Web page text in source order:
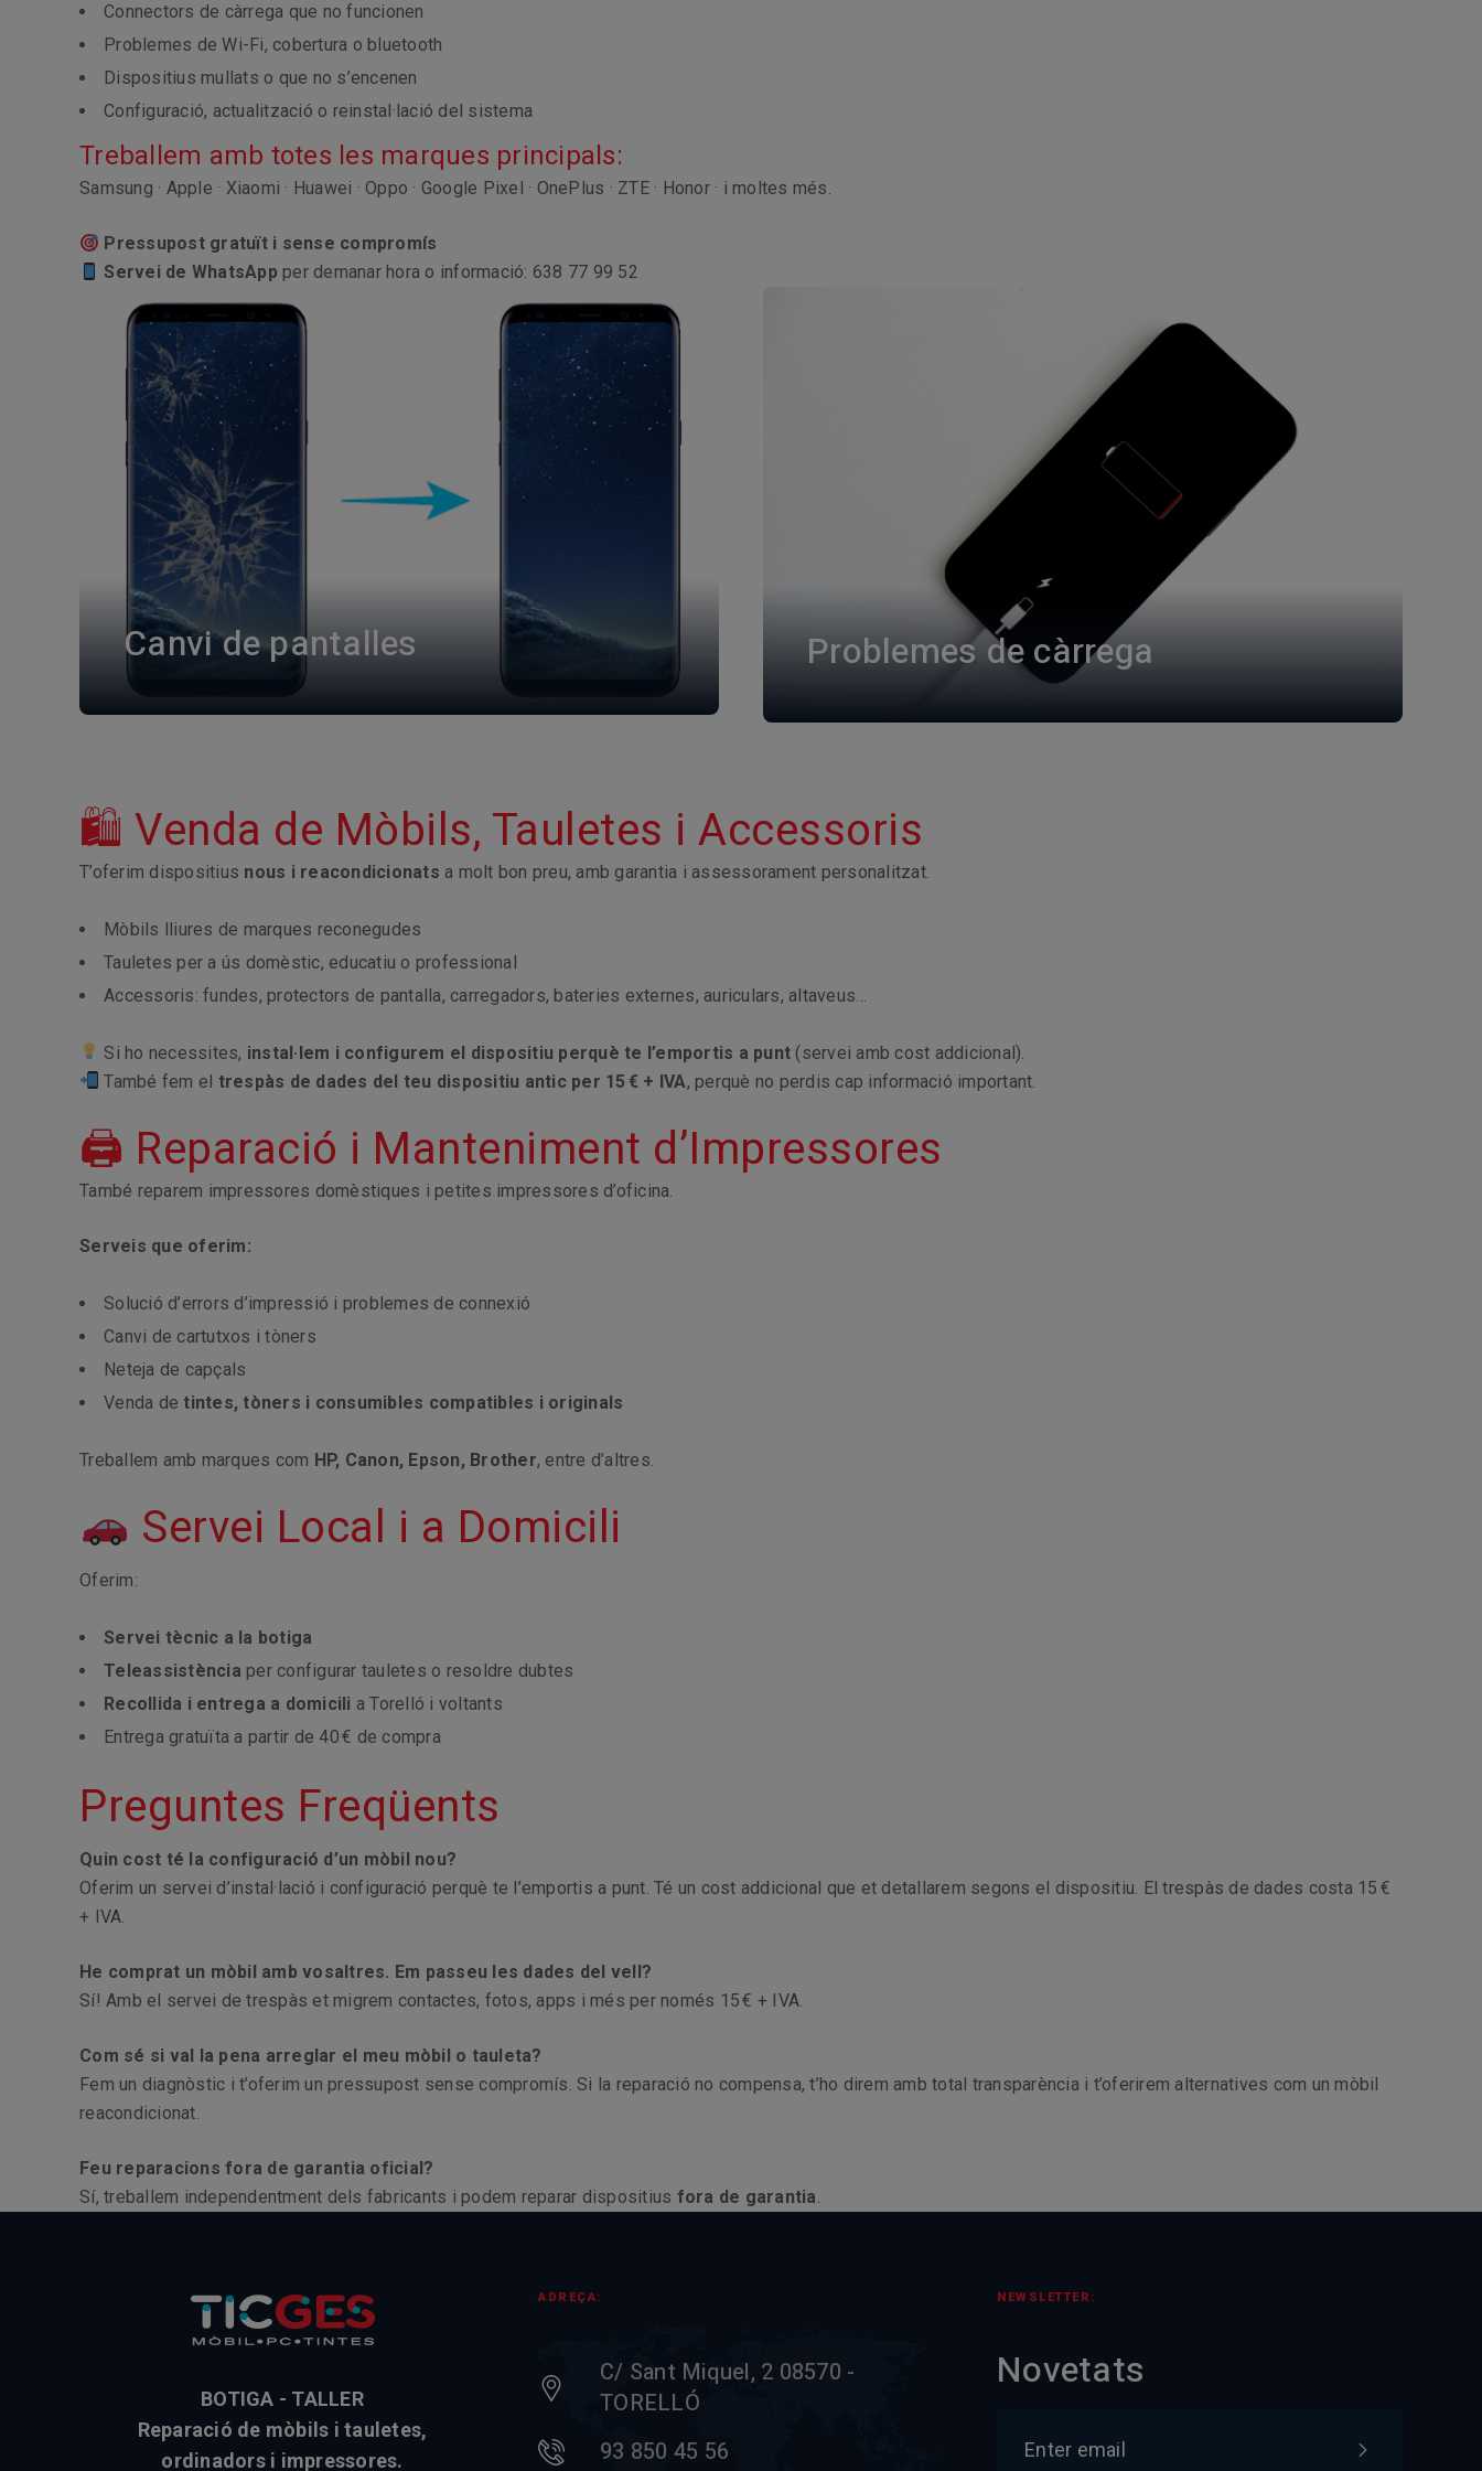
Connectors de càrrega que no funcionen
Problemes de Wi-Fi, cobertura o bluetooth
Dispositius mullats o que no s’encenen
Configuració, actualització o reinstal·lació del sistema
Treballem amb totes les marques principals:
Samsung · Apple · Xiaomi · Huawei · Oppo · Google Pixel · OnePlus · ZTE · Honor · i moltes més.
Pressupost gratuït i sense compromís
Servei de WhatsApp per demanar hora o informació: 638 77 99 52
Canvi de pantalles Problemes de càrrega
🛍 Venda de Mòbils, Tauletes i Accessoris
T’oferim dispositius nous i reacondicionats a molt bon preu, amb garantia i assessorament personalitzat.
Mòbils lliures de marques reconegudes
Tauletes per a ús domèstic, educatiu o professional
Accessoris: fundes, protectors de pantalla, carregadors, bateries externes, auriculars, altaveus…
Si ho necessites, instal·lem i configurem el dispositiu perquè te l’emportis a punt (servei amb cost addicional).
També fem el trespàs de dades del teu dispositiu antic per 15 € + IVA, perquè no perdis cap informació important.
🖨 Reparació i Manteniment d’Impressores
També reparem impressores domèstiques i petites impressores d’oficina.
Serveis que oferim:
Solució d’errors d’impressió i problemes de connexió
Canvi de cartutxos i tòners
Neteja de capçals
Venda de tintes, tòners i consumibles compatibles i originals
Treballem amb marques com HP, Canon, Epson, Brother, entre d’altres.
Servei Local i a Domicili
Oferim:
Servei tècnic a la botiga
Teleassistència per configurar tauletes o resoldre dubtes
Recollida i entrega a domicili a Torelló i voltants
Entrega gratuïta a partir de 40 € de compra
Preguntes Freqüents
Quin cost té la configuració d’un mòbil nou?
Oferim un servei d’instal·lació i configuració perquè te l’emportis a punt. Té un cost addicional que et detallarem segons el dispositiu. El trespàs de dades costa 15 €
+ IVA.
He comprat un mòbil amb vosaltres. Em passeu les dades del vell?
Sí! Amb el servei de trespàs et migrem contactes, fotos, apps i més per només 15 € + IVA.
Com sé si val la pena arreglar el meu mòbil o tauleta?
Fem un diagnòstic i t’oferim un pressupost sense compromís. Si la reparació no compensa, t’ho direm amb total transparència i t’oferirem alternatives com un mòbil
reacondicionat.
Feu reparacions fora de garantia oficial?
Sí, treballem independentment dels fabricants i podem reparar dispositius fora de garantia
BOTIGA - TALLER
Reparació de mòbils i tauletes,
ordinadors i impressores.
ADREÇA:
C/ Sant Miquel, 2 08570 -
TORELLÓ
93 850 45 56
NEWSLETTER:
Novetats